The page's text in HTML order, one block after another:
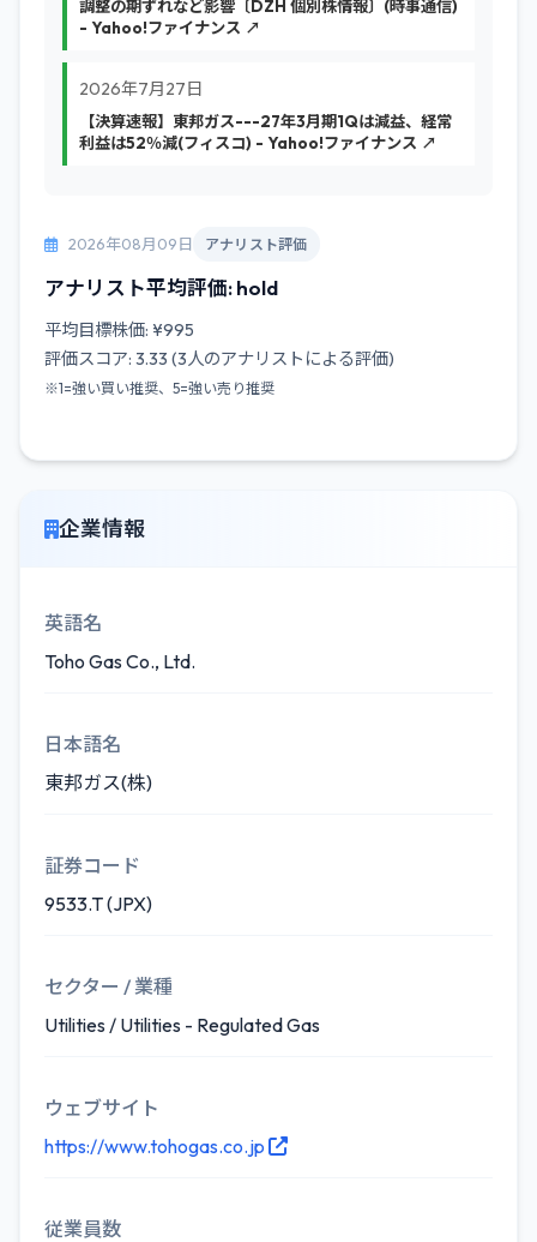
調整の期ずれなど影響〔DZH 個別株情報〕(時事通信)
- Yahoo!ファイナンス ↗
2026年7月27日
【決算速報】東邦ガス---27年3月期1Qは減益、経常
利益は52％減(フィスコ) - Yahoo!ファイナンス ↗
2026年08月09日 アナリスト評価
アナリスト平均評価: hold
平均目標株価: ¥995
評価スコア: 3.33 (3人のアナリストによる評価)
※1=強い買い推奨、5=強い売り推奨
企業情報
英語名
Toho Gas Co., Ltd.
日本語名
東邦ガス(株)
証券コード
9533.T (JPX)
セクター / 業種
Utilities / Utilities - Regulated Gas
ウェブサイト
https://www.tohogas.co.jp
従業員数